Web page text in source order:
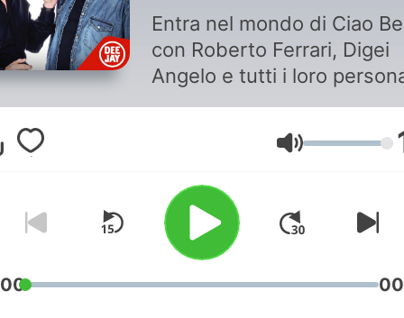
Entra nel mondo di Ciao
con Roberto Ferrari, Digei
Angelo e tutti i loro
Lautstärke